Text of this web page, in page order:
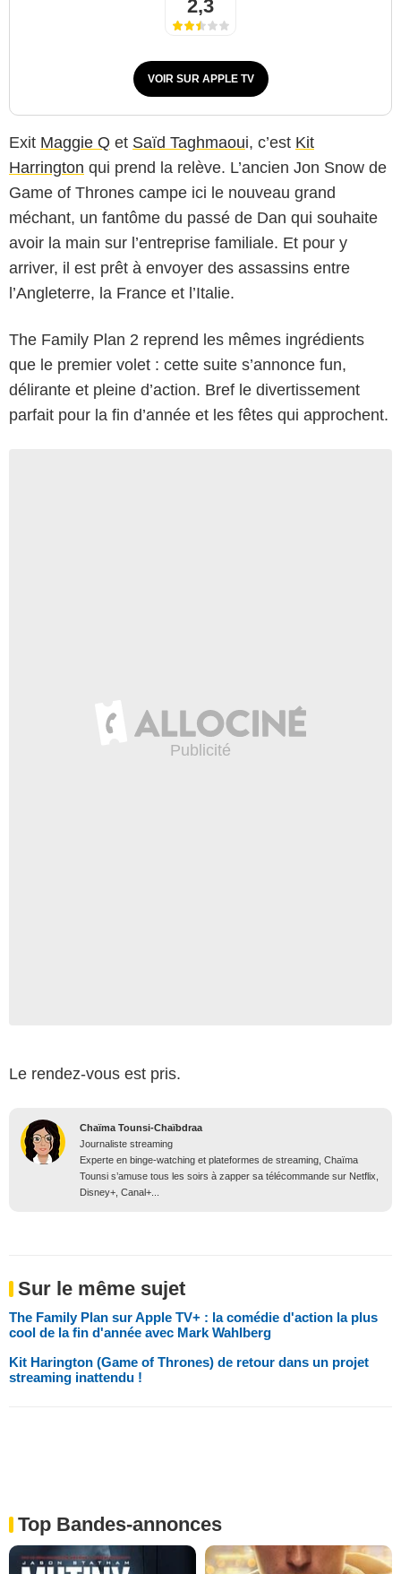
2,3
VOIR SUR APPLE TV
Exit Maggie Q et Saïd Taghmaoui, c’est Kit
Harrington qui prend la relève. L’ancien Jon Snow de
Game of Thrones campe ici le nouveau grand
méchant, un fantôme du passé de Dan qui souhaite
avoir la main sur l’entreprise familiale. Et pour y
arriver, il est prêt à envoyer des assassins entre
l’Angleterre, la France et l’Italie.
The Family Plan 2 reprend les mêmes ingrédients
que le premier volet : cette suite s’annonce fun,
délirante et pleine d’action. Bref le divertissement
parfait pour la fin d’année et les fêtes qui approchent.
Le rendez-vous est pris.
Chaïma Tounsi-Chaïbdraa
Journaliste streaming
Experte en binge-watching et plateformes de streaming, Chaïma
Tounsi s’amuse tous les soirs à zapper sa télécommande sur Netflix,
Disney+, Canal+...
Sur le même sujet
The Family Plan sur Apple TV+ : la comédie d'action la plus
cool de la fin d'année avec Mark Wahlberg
Kit Harington (Game of Thrones) de retour dans un projet
streaming inattendu !
Top Bandes-annonces